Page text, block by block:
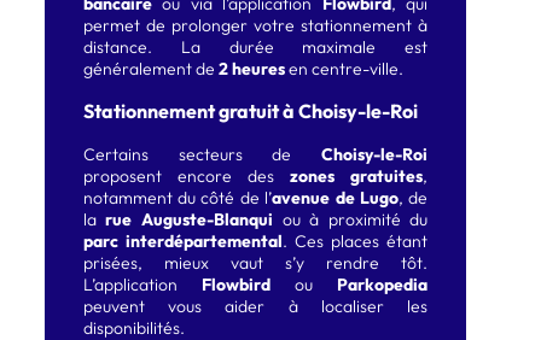
permet de prolonger votre stationnement à
distance. La durée maximale est
généralement de 2 heuresen centre-ville.
Stationnement gratuit à Choisy-le-Roi
Certains secteurs deChoisy-le-Roi
proposent encore deszones gratuites,
notamment du côté de l’avenue de Lugo, de
larue Auguste-Blanqui ou à proximité du
parc interdépartemental. Ces places étant
prisées, mieux vaut s’y rendre tôt.
L’application Flowbirdou Parkopedia
peuvent vous aider à localiser les
disponibilités.